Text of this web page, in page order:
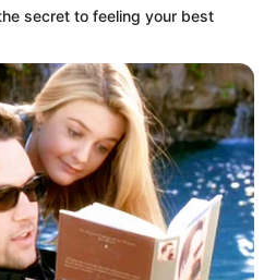
secret to feeling your best